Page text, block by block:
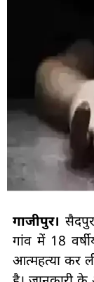
गाजीपुर।
गांव में 18
आत्महत्या कर